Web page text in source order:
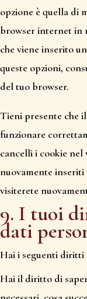
opzione è quella di
browser internet in
che viene inserito
queste opzioni,
del tuo browser.
Tieni presente che
funzionare
cancelli i cookie nel
nuovamente
visiterete
9. I tuoi
dati
Hai i seguenti diritti
Hai il diritto di